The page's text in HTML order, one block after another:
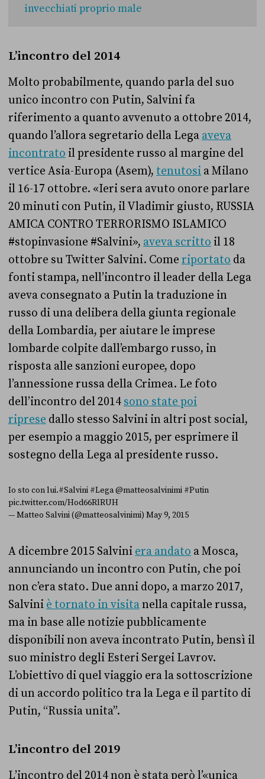
invecchiati proprio male
L’incontro del 2014
Molto probabilmente, quando parla del suo
unico incontro con Putin, Salvini fa
riferimento a quanto avvenuto a ottobre 2014,
quando l’allora segretario della Lega aveva
incontrato il presidente russo al margine del
vertice Asia-Europa (Asem), tenutosi a Milano
il 16-17 ottobre. «Ieri sera avuto onore parlare
20 minuti con Putin, il Vladimir giusto, RUSSIA
AMICA CONTRO TERRORISMO ISLAMICO
#stopinvasione #Salvini», aveva scritto il 18
ottobre su Twitter Salvini. Come riportato da
fonti stampa, nell’incontro il leader della Lega
aveva consegnato a Putin la traduzione in
russo di una delibera della giunta regionale
della Lombardia, per aiutare le imprese
lombarde colpite dall’embargo russo, in
risposta alle sanzioni europee, dopo
l’annessione russa della Crimea. Le foto
dell’incontro del 2014 sono state poi
riprese dallo stesso Salvini in altri post social,
per esempio a maggio 2015, per esprimere il
sostegno della Lega al presidente russo.
Io sto con lui.#Salvini #Lega@matteosalvinimi #Putin
pic.twitter.com/Hod66RlRUH
— Matteo Salvini (@matteosalvinimi) May 9, 2015
A dicembre 2015 Salvini era andato a Mosca,
annunciando un incontro con Putin, che poi
non c’era stato. Due anni dopo, a marzo 2017,
Salvini è tornato in visitanella capitale russa,
ma in base alle notizie pubblicamente
disponibili non aveva incontrato Putin, bensì il
suo ministro degli Esteri Sergei Lavrov.
L’obiettivo di quel viaggio era la sottoscrizione
di un accordo politico tra la Lega e il partito di
Putin, “Russia unita”.
L’incontro del 2019
L’incontro del 2014 non è stata però l’«unica